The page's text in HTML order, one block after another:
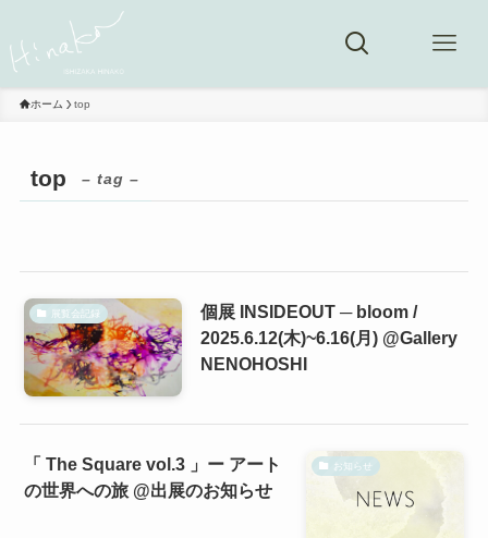
ホーム top
top – tag –
展覧会記録
個展 INSIDEOUT ─ bloom /
2025.6.12(木)~6.16(月) @Gallery
NENOHOSHI
お知らせ
「 The Square vol.3 」ー アート
の世界への旅 @出展のお知らせ